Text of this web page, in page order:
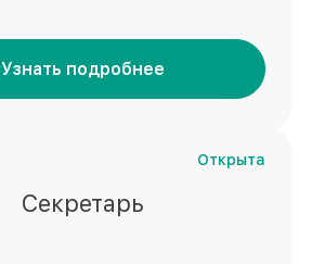
Узнать подробнее
Открыта
Секретарь